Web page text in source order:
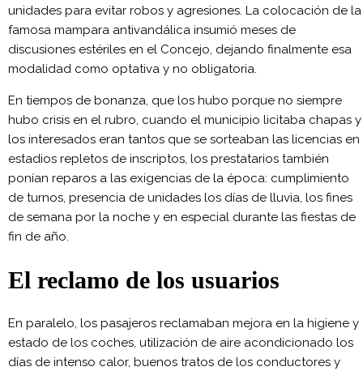
unidades para evitar robos y agresiones. La colocación de la
famosa mampara antivandálica insumió meses de
discusiones estériles en el Concejo, dejando finalmente esa
modalidad como optativa y no obligatoria.
En tiempos de bonanza, que los hubo porque no siempre
hubo crisis en el rubro, cuando el municipio licitaba chapas y
los interesados eran tantos que se sorteaban las licencias en
estadios repletos de inscriptos, los prestatarios también
ponían reparos a las exigencias de la época: cumplimiento
de turnos, presencia de unidades los días de lluvia, los fines
de semana por la noche y en especial durante las fiestas de
fin de año.
El reclamo de los usuarios
En paralelo, los pasajeros reclamaban mejora en la higiene y
estado de los coches, utilización de aire acondicionado los
días de intenso calor, buenos tratos de los conductores y